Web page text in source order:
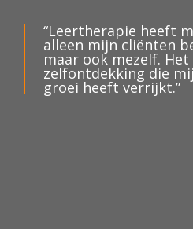
“Leertherapie heeft
alleen mijn cliënten
maar ook mezelf. Het
zelfontdekking die
groei heeft verrijkt.”